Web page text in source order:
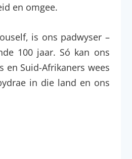
en omgee.
is ons padwyser –
100 jaar. Só kan ons
en Suid-Afrikaners wees
in die land en ons